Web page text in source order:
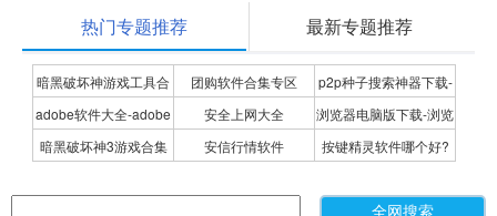
热门专题推荐 最新专题推荐
暗黑破坏神游戏工具合
集
团购软件合集专区
p2p种子搜索神器下载-
P2P种子搜索神器专题
adobe软件大全-adobe
全系列软件下载-adobe
安全上网大全
浏览器电脑版下载-浏览
器下载合集
暗黑破坏神3游戏合集 安信行情软件
按键精灵软件哪个好?